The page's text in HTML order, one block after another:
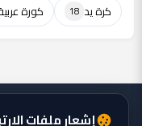
كرة يد 18 كورة
إشعار ملفات